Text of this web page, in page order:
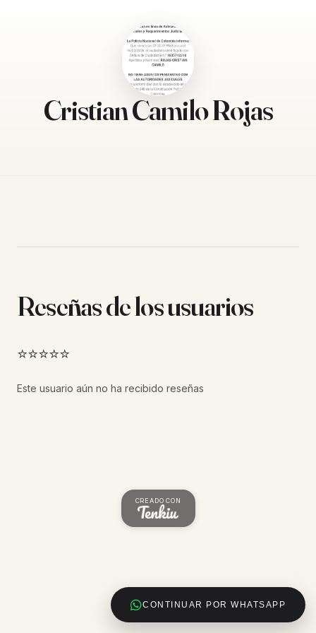
Cristian Camilo Rojas
CONTINUAR POR WHATSAPP
Reseñas de los usuarios
⭐⭐⭐⭐⭐
Este usuario aún no ha recibido reseñas
CREADO CON